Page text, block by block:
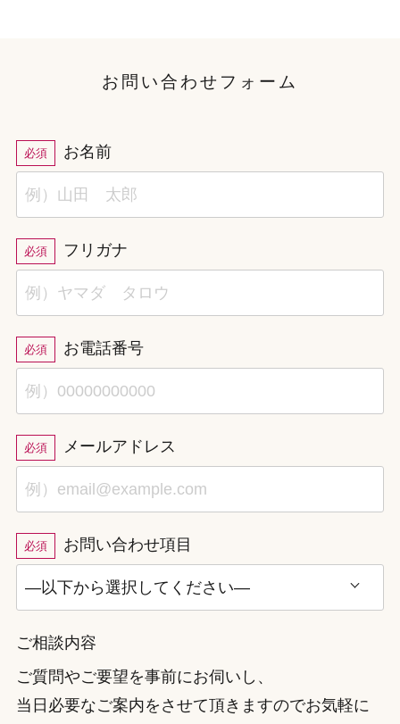
お問い合わせフォーム
必須 お名前
必須 フリガナ
必須 お電話番号
必須 メールアドレス
必須 お問い合わせ項目
ご相談内容
ご質問やご要望を事前にお伺いし、
当日必要なご案内をさせて頂きますのでお気軽に